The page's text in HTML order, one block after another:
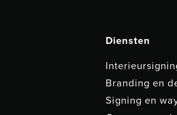
Diensten
Branding en
Signing en